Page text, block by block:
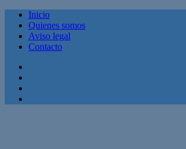
Inicio
Quienes somos
Aviso legal
Contacto